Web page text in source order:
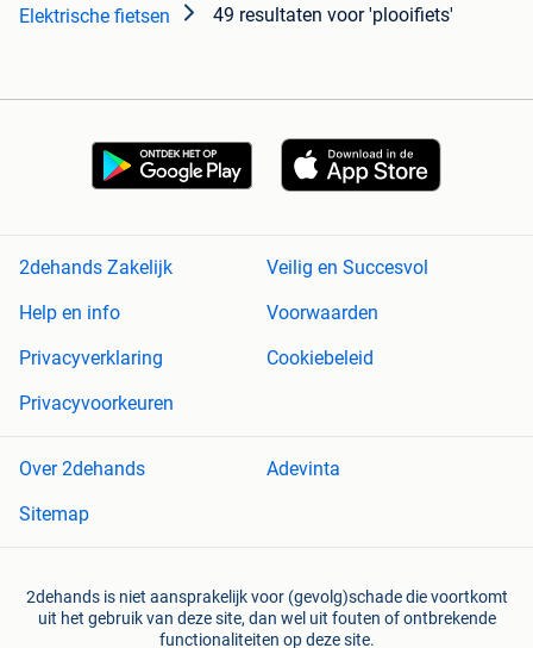
Elektrische fietsen 49 resultaten voor 'plooifiets'
2dehands Zakelijk
Veilig en Succesvol
Help en info
Voorwaarden
Privacyverklaring
Cookiebeleid
Privacyvoorkeuren
Over 2dehands
Adevinta
Sitemap
2dehands is niet aansprakelijk voor (gevolg)schade die voortkomt
uit het gebruik van deze site, dan wel uit fouten of ontbrekende
functionaliteiten op deze site.